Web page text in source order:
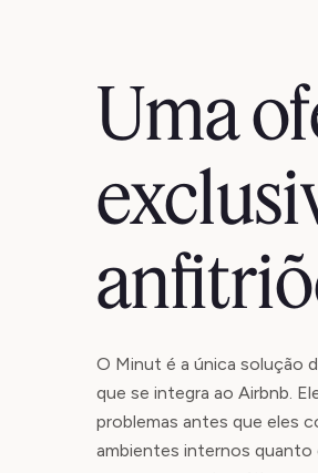
Uma
O Minut é a única solução
que se integra ao Airbnb.
problemas antes que eles
ambientes internos quanto